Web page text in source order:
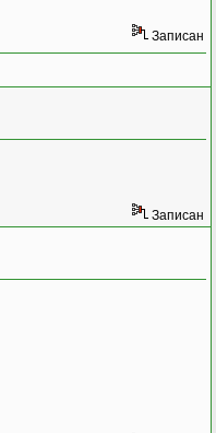
Записан
Записан